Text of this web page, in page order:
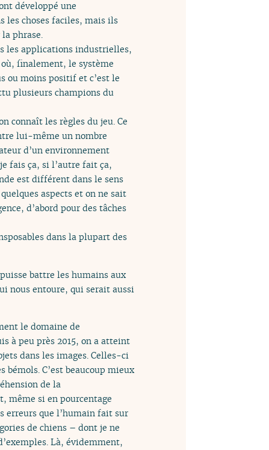
développé une
les choses faciles, mais ils
phrase.
les applications industrielles,
où, finalement, le système
ou moins positif et c’est le
plusieurs champions du
connaît les règles du jeu. Ce
lui-même un nombre
d’un environnement
fais ça, si l’autre fait ça,
est différent dans le sens
aspects et on ne sait
d’abord pour des tâches
dans la plupart des
battre les humains aux
nous entoure, qui serait aussi
le domaine de
à peu près 2015, on a atteint
dans les images. Celles-ci
C’est beaucoup mieux
de la
même si en pourcentage
erreurs que l’humain fait sur
de chiens – dont je ne
Là, évidemment,